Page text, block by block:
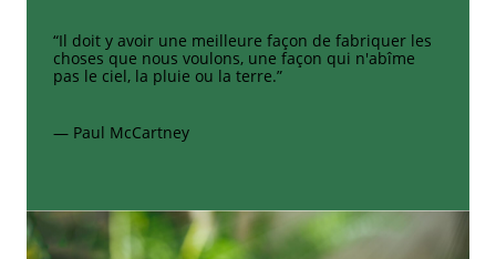
“Il doit y avoir une meilleure façon de fabriquer les
choses que nous voulons, une façon qui n'abîme
pas le ciel, la pluie ou la terre.”
— Paul McCartney